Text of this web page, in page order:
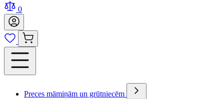
0
Preces māmiņām un grūtniecēm